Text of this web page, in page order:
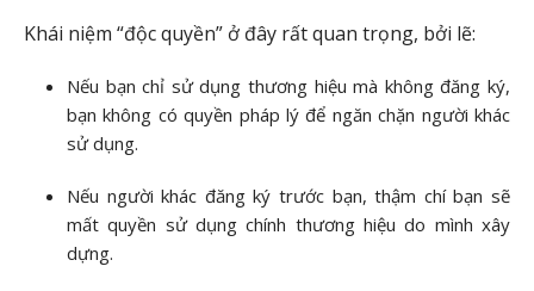
Khái niệm “độc quyền” ở đây rất quan trọng, bởi lẽ:
Nếu bạn chỉ sử dụng thương hiệu mà không đăng ký,
bạn không có quyền pháp lý để ngăn chặn người khác
sử dụng.
Nếu người khác đăng ký trước bạn, thậm chí bạn sẽ
mất quyền sử dụng chính thương hiệu do mình xây
dựng.